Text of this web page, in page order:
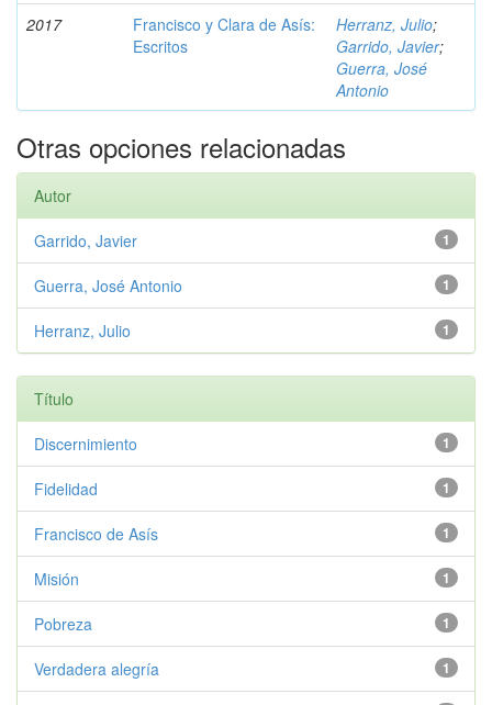
2017
Francisco y Clara de Asís:
Escritos
Herranz, Julio;
Garrido, Javier;
Guerra, José
Antonio
Otras opciones relacionadas
Autor
1
Garrido, Javier
1
Guerra, José Antonio
1
Herranz, Julio
Título
1
Discernimiento
1
Fidelidad
1
Francisco de Asís
1
Misión
1
Pobreza
1
Verdadera alegría